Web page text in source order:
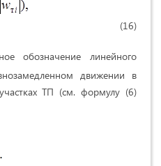
(16)
обозначение линейного
движении в
ТП (см. формулу (6)